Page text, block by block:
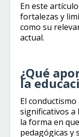
En este
fortalezas y
como su
actual.
¿Qué
la
El
significativos a
la forma en
pedagógicas y